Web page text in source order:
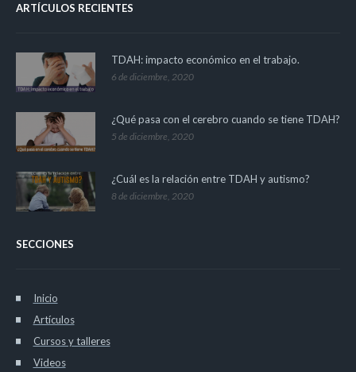
ARTÍCULOS RECIENTES
TDAH: impacto económico en el trabajo.
6 de diciembre, 2020
¿Qué pasa con el cerebro cuando se tiene TDAH?
5 de diciembre, 2020
¿Cuál es la relación entre TDAH y autismo?
8 de diciembre, 2020
SECCIONES
Inicio
Artículos
Cursos y talleres
Videos